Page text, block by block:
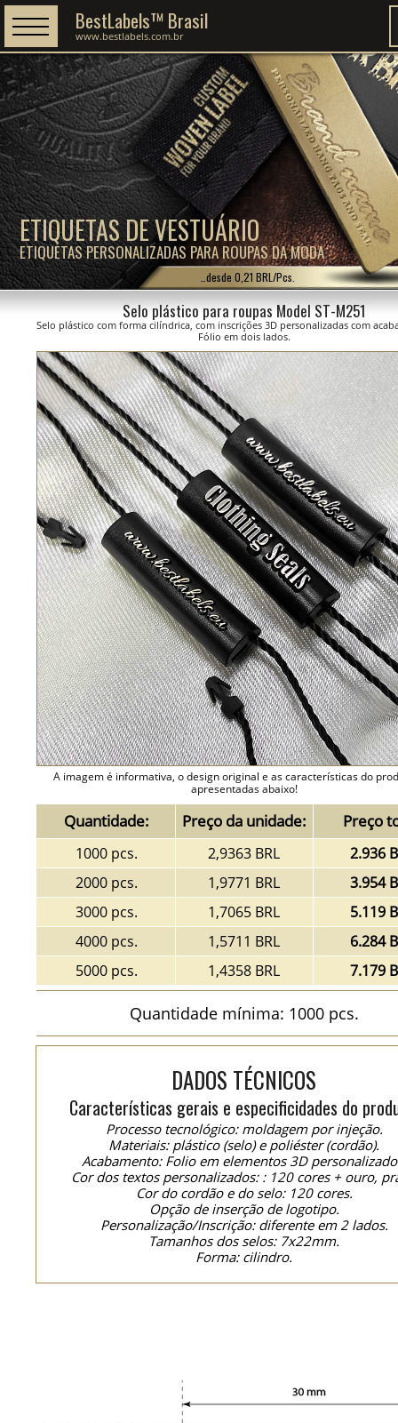
ETIQUETAS DE VESTUÁRIO
ETIQUETAS PERSONALIZADAS PARA ROUPAS DA MODA
BestLabels™ Brasil
www.bestlabels.com.br
…desde 0,21 BRL/Pcs.
Selo plástico para roupas Model ST-M251
Selo plástico com forma cilíndrica, com inscrições 3D personalizadas com
Fólio em dois lados.
A imagem é informativa, o design original e as características do
apresentadas abaixo!
Quantidade: Preço da unidade: Preço
1000 pcs. 2,9363 BRL
2.936
2000 pcs.
1,9771 BRL
3.954
3000 pcs.
1,7065 BRL
5.119
4000 pcs.
1,5711 BRL
6.284
5000 pcs.
1,4358 BRL 7.179
Quantidade mínima: 1000 pcs.
DADOS TÉCNICOS
Características gerais e especificidades do
Processo tecnológico: moldagem por injeção.
Materiais: plástico (selo) e poliéster (cordão).
Acabamento: Folio em elementos 3D
Cor dos textos personalizados: : 120 cores + ouro,
Cor do cordão e do selo: 120 cores.
Opção de inserção de logotipo.
Personalização/Inscrição: diferente em 2 lados.
Tamanhos dos selos: 7x22mm.
Forma: cilindro.